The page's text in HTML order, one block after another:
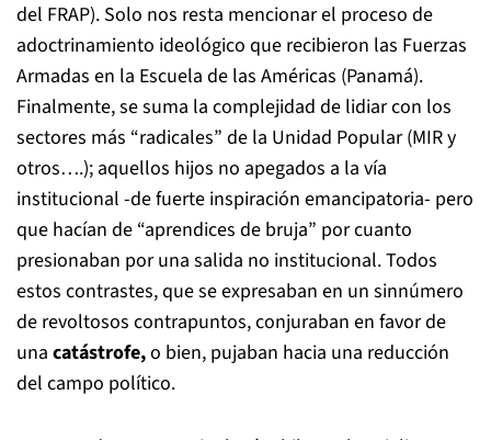
del FRAP). Solo nos resta mencionar el proceso de
adoctrinamiento ideológico que recibieron las Fuerzas
Armadas en la Escuela de las Américas (Panamá).
Finalmente, se suma la complejidad de lidiar con los
sectores más “radicales” de la Unidad Popular (MIR y
otros….); aquellos hijos no apegados a la vía
institucional -de fuerte inspiración emancipatoria- pero
que hacían de “aprendices de bruja” por cuanto
presionaban por una salida no institucional. Todos
estos contrastes, que se expresaban en un sinnúmero
de revoltosos contrapuntos, conjuraban en favor de
una catástrofe,o bien, pujaban hacia una reducción
del campo político.